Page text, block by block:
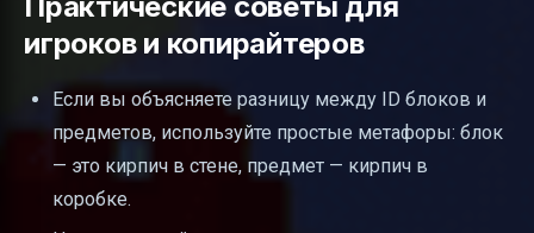
игроков и копирайтеров
Если вы объясняете разницу между ID блоков и
предметов, используйте простые метафоры: блок
— это кирпич в стене, предмет — кирпич в
коробке.